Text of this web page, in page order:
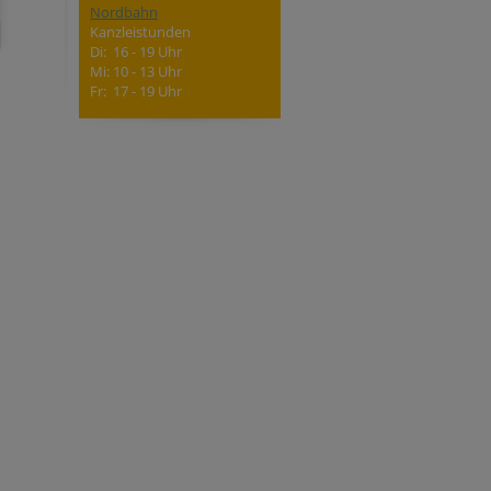
Nordbahn
Kanzleistunden
Di: 16 - 19 Uhr
Mi: 10 - 13 Uhr
Fr: 17 - 19 Uhr